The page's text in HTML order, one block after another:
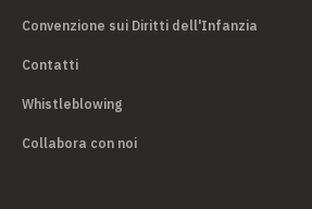
Convenzione sui Diritti dell'Infanzia
Contatti
Whistleblowing
Collabora con noi